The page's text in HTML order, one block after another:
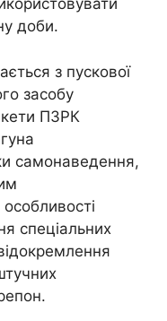
доби.
з пускової
засобу
ПЗРК
самонаведення,
спеціальних